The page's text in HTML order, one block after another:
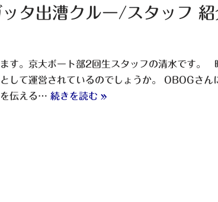
タ出漕クルー/スタッフ 紹
す。京大ボート部2回生スタッフの清水です。
して運営されているのでしょうか。 OBOGさん
を伝える… 続きを読む »